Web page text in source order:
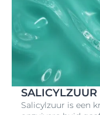
SALICYLZUUR
Salicylzuur is een